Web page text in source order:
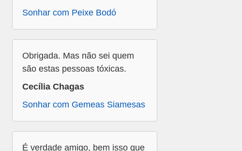
Sonhar com Peixe Bodó
Obrigada. Mas não sei quem
são estas pessoas tóxicas.
Cecília Chagas
Sonhar com Gemeas Siamesas
É verdade amigo, bem isso que